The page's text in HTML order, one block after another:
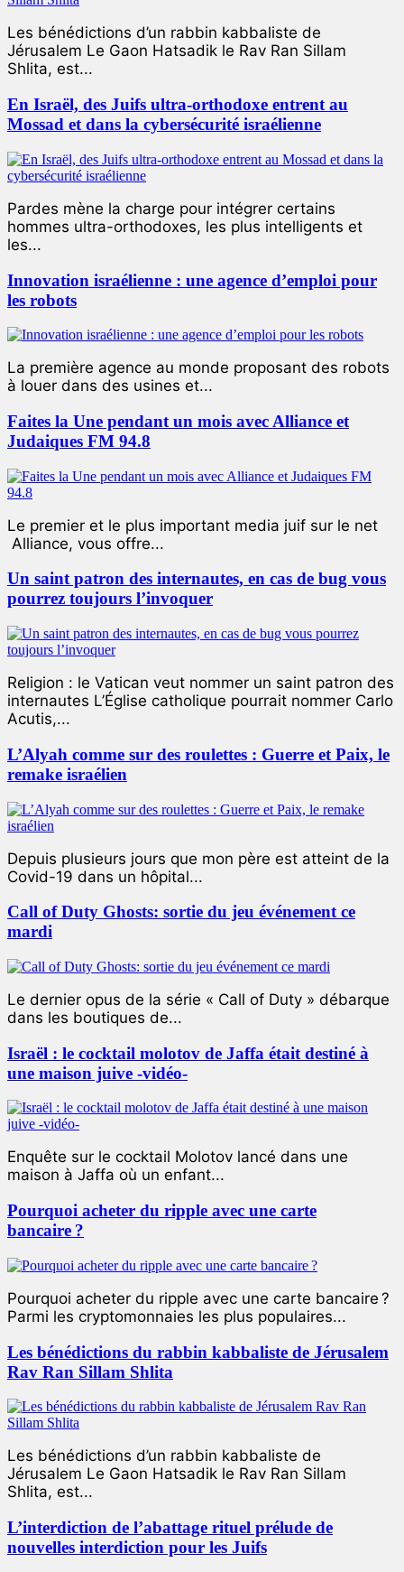
Les bénédictions d’un rabbin kabbaliste de
Jérusalem Le Gaon Hatsadik le Rav Ran Sillam
Shlita, est...
En Israël, des Juifs ultra-orthodoxe entrent au
Mossad et dans la cybersécurité israélienne
Pardes mène la charge pour intégrer certains
hommes ultra-orthodoxes, les plus intelligents et
les...
Innovation israélienne : une agence d’emploi pour
les robots
La première agence au monde proposant des robots
à louer dans des usines et...
Faites la Une pendant un mois avec Alliance et
Judaiques FM 94.8
Le premier et le plus important media juif sur le net
Alliance, vous offre...
Un saint patron des internautes, en cas de bug vous
pourrez toujours l’invoquer
Religion : le Vatican veut nommer un saint patron des
internautes L’Église catholique pourrait nommer Carlo
Acutis,...
L’Alyah comme sur des roulettes : Guerre et Paix, le
remake israélien
Depuis plusieurs jours que mon père est atteint de la
Covid-19 dans un hôpital...
Call of Duty Ghosts: sortie du jeu événement ce
mardi
Le dernier opus de la série « Call of Duty » débarque
dans les boutiques de...
Israël : le cocktail molotov de Jaffa était destiné à
une maison juive -vidéo-
Enquête sur le cocktail Molotov lancé dans une
maison à Jaffa où un enfant...
Pourquoi acheter du ripple avec une carte
bancaire ?
Pourquoi acheter du ripple avec une carte bancaire ?
Parmi les cryptomonnaies les plus populaires...
Les bénédictions du rabbin kabbaliste de Jérusalem
Rav Ran Sillam Shlita
Les bénédictions d’un rabbin kabbaliste de
Jérusalem Le Gaon Hatsadik le Rav Ran Sillam
Shlita, est...
L’interdiction de l’abattage rituel prélude de
nouvelles interdiction pour les Juifs